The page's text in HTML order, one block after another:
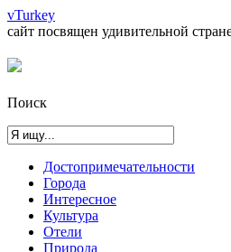
vTurkey
сайт посвящен удивительной
Поиск
Достопримечательности
Города
Интересное
Культура
Отели
Природа